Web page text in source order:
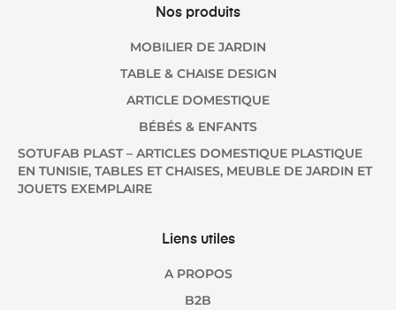
Nos produits
MOBILIER DE JARDIN
TABLE & CHAISE DESIGN
ARTICLE DOMESTIQUE
BÉBÉS & ENFANTS
SOTUFAB PLAST – ARTICLES DOMESTIQUE PLASTIQUE
EN TUNISIE, TABLES ET CHAISES, MEUBLE DE JARDIN ET
JOUETS EXEMPLAIRE
Liens utiles
A PROPOS
B2B